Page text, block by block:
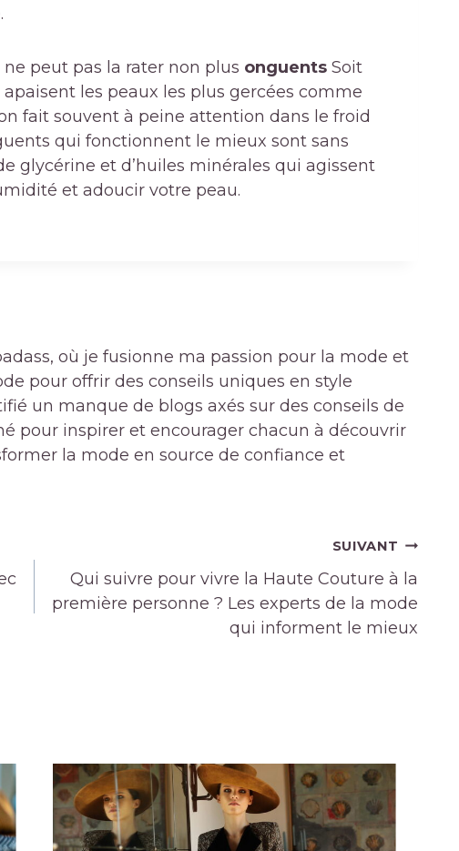
peut pas la rater non plus onguents Soit
les peaux les plus gercées comme
fait souvent à peine attention dans le froid
qui fonctionnent le mieux sont sans
glycérine et d’huiles minérales qui agissent
et adoucir votre peau.
où je fusionne ma passion pour la mode et
pour offrir des conseils uniques en style
un manque de blogs axés sur des conseils de
pour inspirer et encourager chacun à découvrir
la mode en source de confiance et
SUIVANT
Qui suivre pour vivre la Haute Couture à la
première personne ? Les experts de la mode
qui informent le mieux